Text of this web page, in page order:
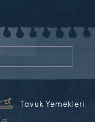
Tavuk Yemekleri